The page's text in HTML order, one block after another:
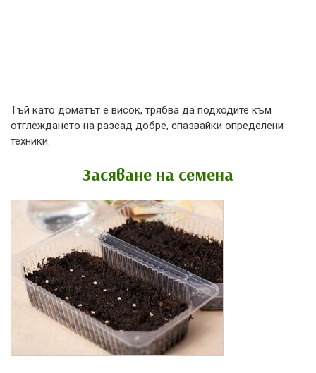
Тъй като доматът е висок, трябва да подходите към
отглеждането на разсад добре, спазвайки определени
техники.
Засяване на семена